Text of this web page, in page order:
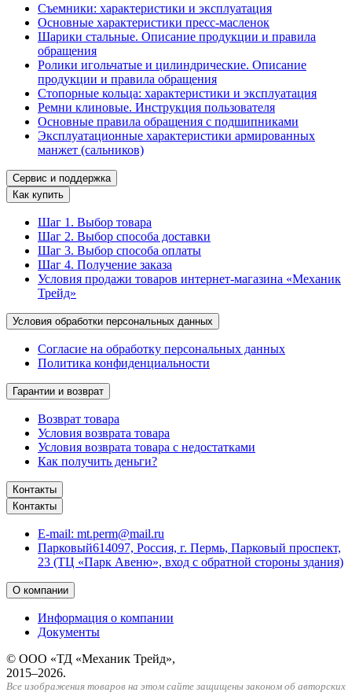
Съемники: характеристики и эксплуатация
Основные характеристики пресс‑масленок
Шарики стальные. Описание продукции и правила
обращения
Ролики игольчатые и цилиндрические. Описание
продукции и правила обращения
Стопорные кольца: характеристики и эксплуатация
Ремни клиновые. Инструкция пользователя
Основные правила обращения с подшипниками
Эксплуатационные характеристики армированных
манжет (сальников)
Сервис и поддержка
Как купить
Шаг 1. Выбор товара
Шаг 2. Выбор способа доставки
Шаг 3. Выбор способа оплаты
Шаг 4. Получение заказа
Условия продажи товаров интернет-магазина «Механик
Трейд»
Условия обработки персональных данных
Согласие на обработку персональных данных
Политика конфиденциальности
Гарантии и возврат
Возврат товара
Условия возврата товара
Условия возврата товара с недостатками
Как получить деньги?
Контакты
Контакты
E-mail: mt.perm@mail.ru
Парковый614097, Россия, г. Пермь, Парковый проспект,
23 (ТЦ «Парк Авеню», вход с обратной стороны здания)
О компании
Информация о компании
Документы
© ООО «ТД «Механик Трейд»,
2015–2026.
Все изображения товаров на этом сайте защищены законом об авторских